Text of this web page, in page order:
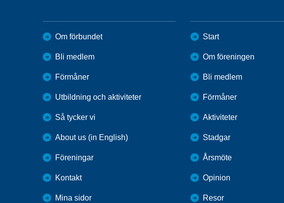
Om förbundet
Bli medlem
Förmåner
Utbildning och aktiviteter
Så tycker vi
About us (in English)
Föreningar
Kontakt
Mina sidor
Start
Om föreningen
Bli medlem
Förmåner
Aktiviteter
Stadgar
Årsmöte
Opinion
Resor